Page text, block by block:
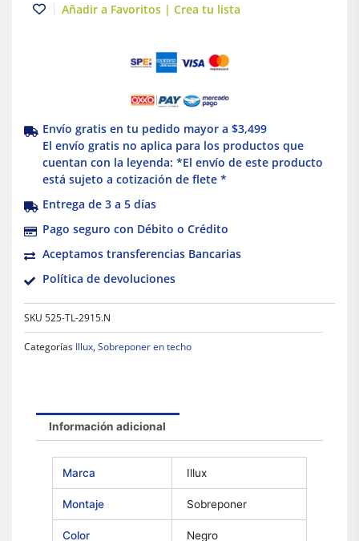
Illux
Añadir a Favoritos | Crea tu lista
Envío gratis en tu pedido mayor a $3,499
El envío gratis no aplica para los productos que
cuentan con la leyenda: *El envío de este producto
está sujeto a cotización de flete *
Entrega de 3 a 5 días
Pago seguro con Débito o Crédito
Aceptamos transferencias Bancarias
Política de devoluciones
SKU 525-TL-2915.N
Categorías Illux, Sobreponer en techo
Información adicional
Marca Illux
Montaje Sobreponer
Color Negro